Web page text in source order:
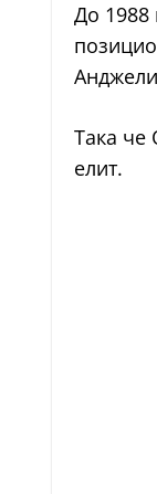
До 1988
Така че
елит.